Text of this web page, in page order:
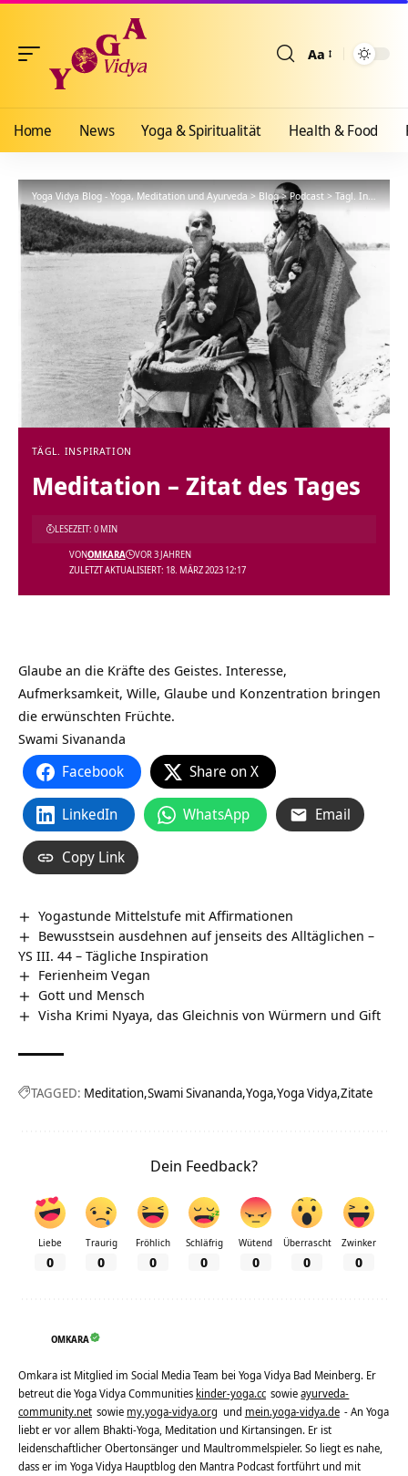
Aa
Home News Yoga & Spiritualität Health & Food
Yoga Vidya Blog - Yoga, Meditation und Ayurveda>Blog>Podcast>Tägl. Inspiration
TÄGL. INSPIRATION
Meditation – Zitat des Tages
ZULETZT AKTUALISIERT: 18. MÄRZ 2023 12:17
VONOMKARA VOR 3 JAHREN
LESEZEIT: 0 MIN
Glaube an die Kräfte des Geistes. Interesse,
Aufmerksamkeit, Wille, Glaube und Konzentration bringen
die erwünschten Früchte.
Swami Sivananda
Facebook Share on X
LinkedIn WhatsApp Email
Copy Link
Yogastunde Mittelstufe mit Affirmationen
Bewusstsein ausdehnen auf jenseits des Alltäglichen –
YS III. 44 – Tägliche Inspiration
Ferienheim Vegan
Gott und Mensch
Visha Krimi Nyaya, das Gleichnis von Würmern und Gift
TAGGED: Meditation Swami Sivananda Yoga Yoga Vidya Zitate
Dein Feedback?
Liebe
0
Traurig
0
Fröhlich
0
Schläfrig
0
Wütend
0
Überrascht
0
Zwinker
0
OMKARA
Omkara ist Mitglied im Social Media Team bei Yoga Vidya Bad Meinberg. Er
betreut die Yoga Vidya Communities kinder-yoga.cc sowieayurveda-
community.net sowie my.yoga-vidya.org und mein.yoga-vidya.de - An Yoga
liebt er vor allem Bhakti-Yoga, Meditation und Kirtansingen. Er ist
leidenschaftlicher Obertonsänger und Maultrommelspieler. So liegt es nahe,
dass er im Yoga Vidya Hauptblog den Mantra Podcast fortführt und mit